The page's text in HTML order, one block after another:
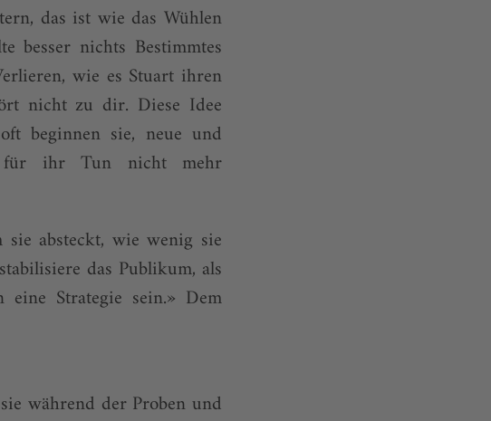
das ist wie das Wühlen
besser nichts Bestimmtes
wie es Stuart ihren
nicht zu dir. Diese Idee
beginnen sie, neue und
für ihr Tun nicht mehr
absteckt, wie wenig sie
das Publikum, als
Strategie sein.» Dem
während der Proben und